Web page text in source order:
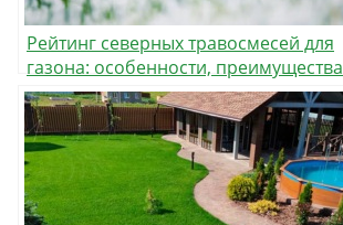
Рейтинг северных травосмесей для
газона: особенности, преимущества
и выбор